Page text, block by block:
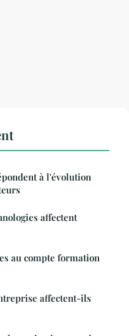
à l'évolution
affectent
au compte formation
affectent-ils